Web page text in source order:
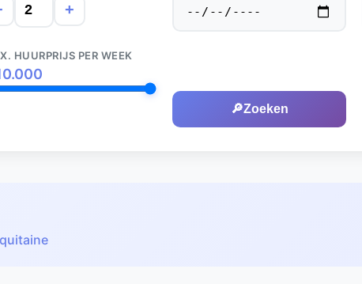
+
HUURPRIJS PER WEEK
🔎Zoeken